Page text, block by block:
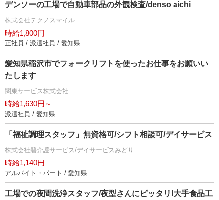
デンソーの工場で自動車部品の外観検査/denso aichi
株式会社テクノスマイル
時給1,800円
正社員 / 派遣社員 / 愛知県
愛知県稲沢市でフォークリフトを使ったお仕事をお願いい
たします
関東サービス株式会社
時給1,630円～
派遣社員 / 愛知県
「福祉調理スタッフ」無資格可/シフト相談可/デイサービス
株式会社碧介護サービス/デイサービスみどり
時給1,140円
アルバイト・パート / 愛知県
工場での夜間洗浄スタッフ/夜型さんにピッタリ!大手食品工